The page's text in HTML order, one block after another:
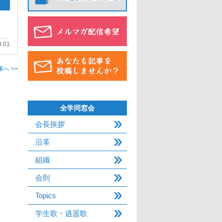
へ >>
全学同窓会
会長挨拶
沿革
組織
会則
Topics
学生歌・逍遥歌